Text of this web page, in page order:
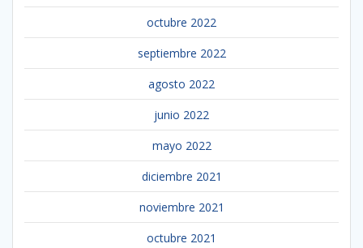
octubre 2022
septiembre 2022
agosto 2022
junio 2022
mayo 2022
diciembre 2021
noviembre 2021
octubre 2021